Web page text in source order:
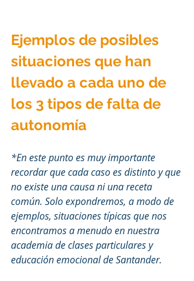
Ejemplos de posibles
situaciones que han
llevado a cada uno de
los 3 tipos de falta de
autonomía
*En este punto es muy importante
recordar que cada caso es distinto y que
no existe una causa ni una receta
común. Solo expondremos, a modo de
ejemplos, situaciones típicas que nos
encontramos a menudo en nuestra
academia de clases particulares y
educación emocional de Santander.